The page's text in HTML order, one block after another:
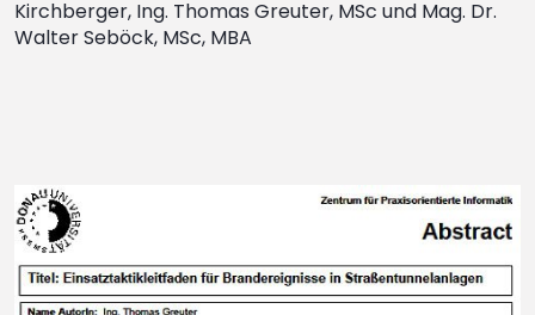
Kirchberger, Ing. Thomas Greuter, MSc und Mag. Dr.
Walter Seböck, MSc, MBA